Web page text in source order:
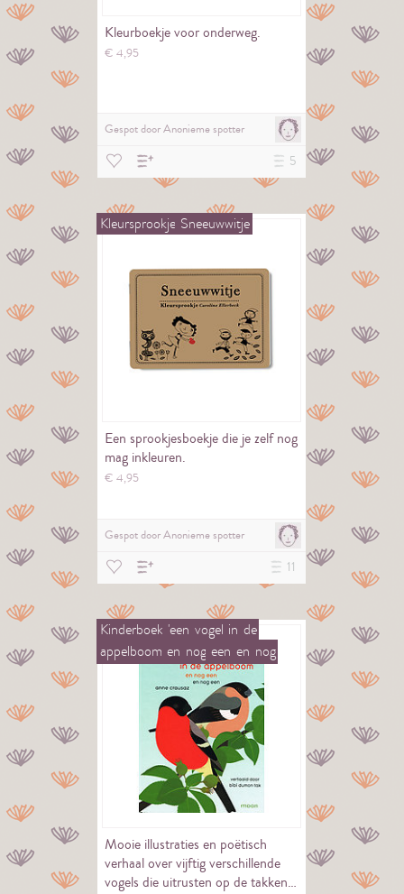
Kleurboekje voor onderweg.
€4,95
Gespot doorAnonieme spotter
5
Kleursprookje Sneeuwwitje
Een sprookjesboekje die je zelf nog
mag inkleuren.
€4,95
Gespot doorAnonieme spotter
11
Kinderboek 'een vogel in de
appelboom en nog een en nog
Mooie illustraties en poëtisch
verhaal over vijftig verschillende
vogels die uitrusten op de takken…